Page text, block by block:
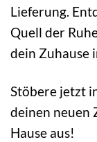
Lieferung.
Quell der
dein Zuhause
Stöbere jetzt
deinen neuen
Hause aus!